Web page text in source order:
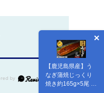
【鹿児島県産】う
なぎ蒲焼じっくり
焼き約165g×5尾 化